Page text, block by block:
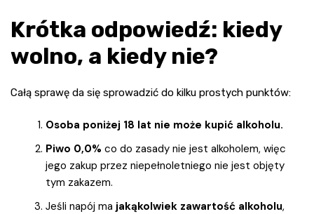
Krótka odpowiedź: kiedy
wolno, a kiedy nie?
Całą sprawę da się sprowadzić do kilku prostych punktów:
Osoba poniżej 18 lat nie może kupić alkoholu.
Piwo 0,0% co do zasady nie jest alkoholem, więc
jego zakup przez niepełnoletniego nie jest objęty
tym zakazem.
Jeśli napój ma jakąkolwiek zawartość alkoholu,